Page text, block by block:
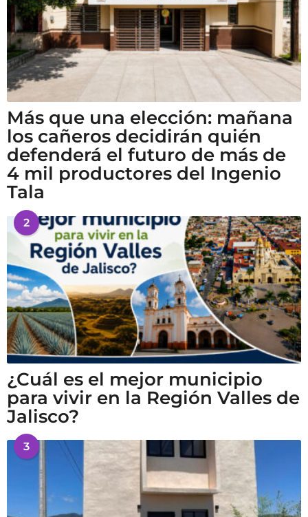
Más que una elección: mañana
los cañeros decidirán quién
defenderá el futuro de más de
4 mil productores del Ingenio
Tala
2
¿Cuál es el mejor municipio
para vivir en la Región Valles de
Jalisco?
3